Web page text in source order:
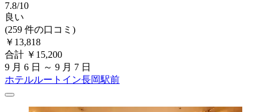
7.8/10
良い
(259 件の口コミ)
￥13,818
合計 ￥15,200
9 月 6 日 ～ 9 月 7 日
ホテルルートイン長岡駅前